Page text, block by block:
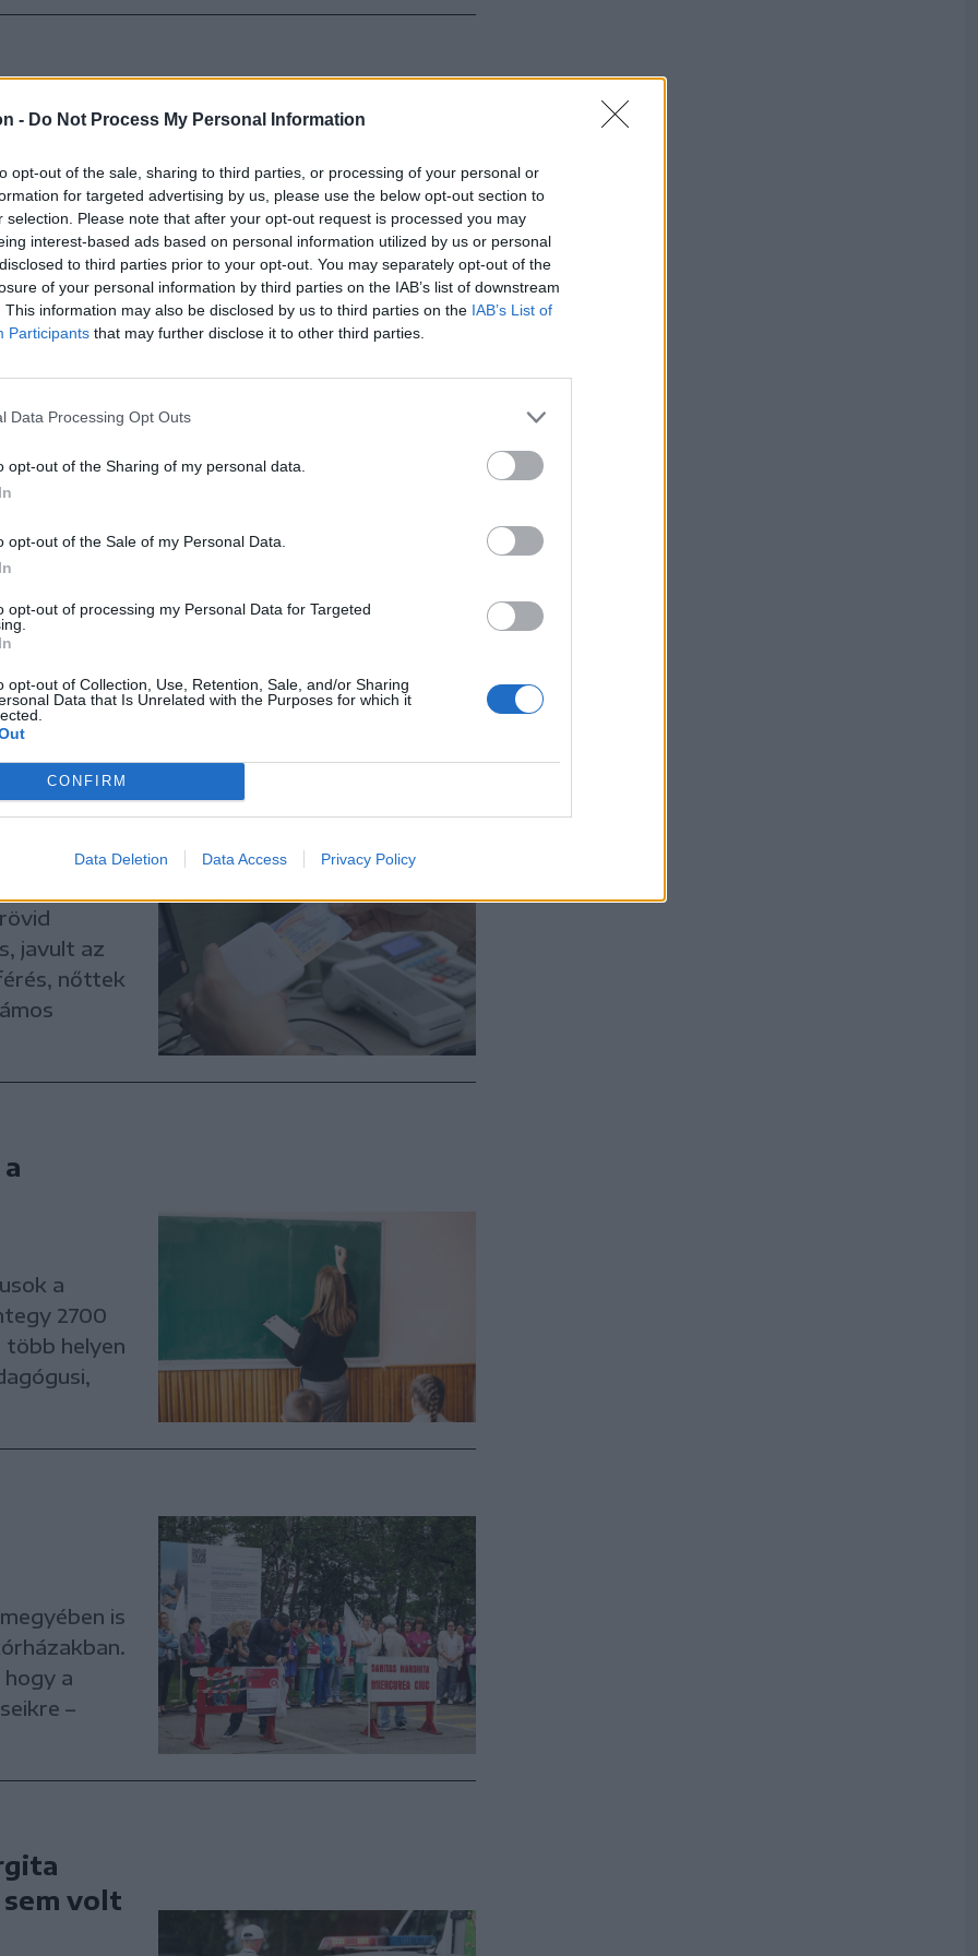
- Do Not Process My Personal Information
opt-out of the sale, sharing to third parties, or processing of your personal or
for targeted advertising by us, please use the below opt-out section to
selection. Please note that after your opt-out request is processed you may
interest-based ads based on personal information utilized by us or personal
to third parties prior to your opt-out. You may separately opt-out of the
of your personal information by third parties on the IAB’s list of downstream
This information may also be disclosed by us to third parties on the IAB’s List of
Participants that may further disclose it to other third parties.
Data Processing Opt Outs
opt-out of the Sharing of my personal data.
opt-out of the Sale of my Personal Data.
opt-out of processing my Personal Data for Targeted
opt-out of Collection, Use, Retention, Sale, and/or Sharing
Data that Is Unrelated with the Purposes for which it
CONFIRM
Data Deletion Data Access Privacy Policy
Egy
míg egy
órára
meg a
vagy
aztán
javult az
nőttek
a
2700
helyen
is
a
–
volt